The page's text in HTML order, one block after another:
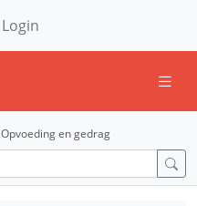
Login
Opvoeding en gedrag